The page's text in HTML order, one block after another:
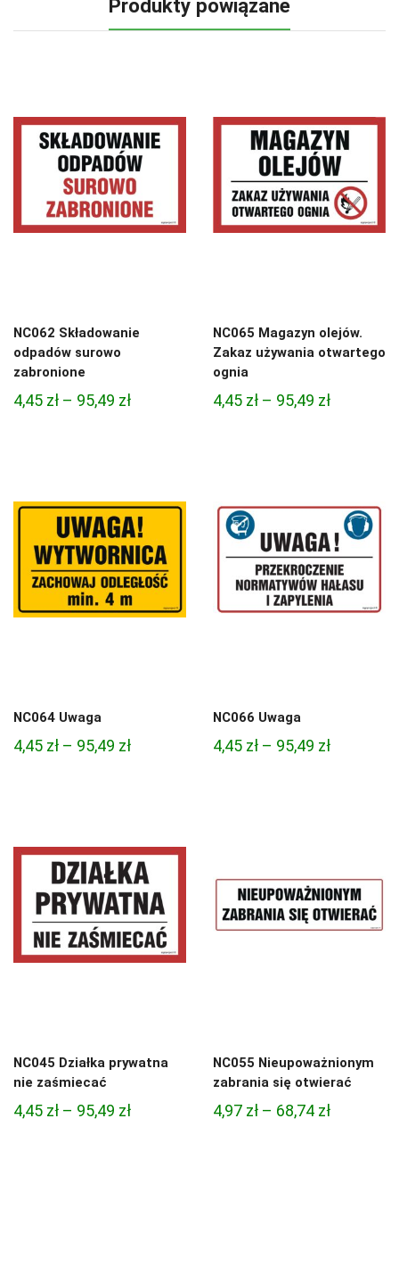
Produkty powiązane
NC062 Składowanie
odpadów surowo
zabronione
4,45 zł – 95,49 złZakres
95,49 zł
NC065 Magazyn olejów.
Zakaz używania otwartego
ognia
4,45 zł – 95,49 złZakres
95,49 zł
NC064 Uwaga
4,45 zł – 95,49 złZakres
95,49 zł
NC066 Uwaga
4,45 zł – 95,49 złZakres
NC045 Działka prywatna
nie zaśmiecać
4,45 zł – 95,49 złZakres
NC055 Nieupoważnionym
zabrania się otwierać
4,97 zł – 68,74 złZakres